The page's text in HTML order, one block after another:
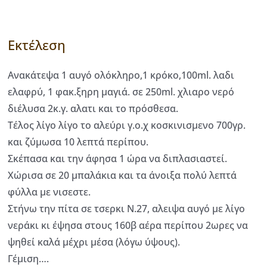
Εκτέλεση
Ανακάτεψα 1 αυγό ολόκληρο,1 κρόκο,100ml. λαδι
ελαφρύ, 1 φακ.ξηρη μαγιά. σε 250ml. χλιαρο νερό
διέλυσα 2κ.γ. αλατι και το πρόσθεσα.
Τέλος λίγο λίγο το αλεύρι γ.ο.χ κοσκινισμενο 700γρ.
και ζύμωσα 10 λεπτά περίπου.
Σκέπασα και την άφησα 1 ώρα να διπλασιαστεί.
Χώρισα σε 20 μπαλάκια και τα άνοιξα πολύ λεπτά
φύλλα με νισεστε.
Στήνω την πίτα σε τσερκι Ν.27, αλειψα αυγό με λίγο
νεράκι κι έψησα στους 160β αέρα περίπου 2ωρες να
ψηθεί καλά μέχρι μέσα (λόγω ύψους).
Γέμιση….